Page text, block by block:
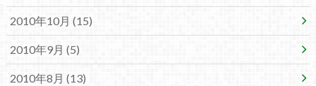
2010年10月 (15)
2010年9月 (5)
2010年8月 (13)